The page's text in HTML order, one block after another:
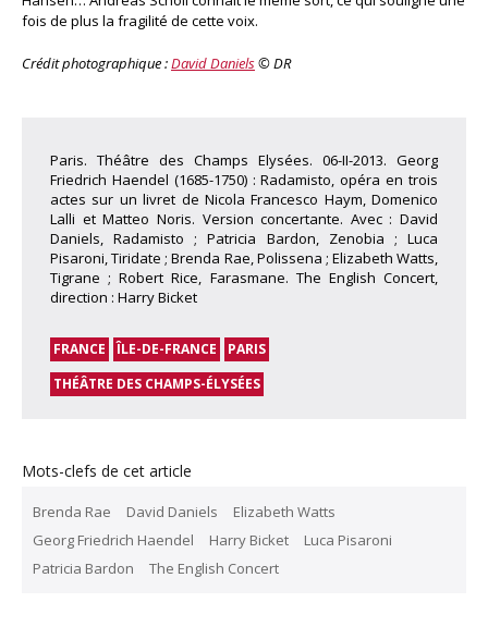
fois de plus la fragilité de cette voix.
Crédit photographique :David Daniels© DR
Paris. Théâtre des Champs Elysées. 06-II-2013. Georg
Friedrich Haendel (1685-1750) : Radamisto, opéra en trois
actes sur un livret de Nicola Francesco Haym, Domenico
Lalli et Matteo Noris. Version concertante. Avec : David
Daniels, Radamisto ; Patricia Bardon, Zenobia ; Luca
Pisaroni, Tiridate ; Brenda Rae, Polissena ; Elizabeth Watts,
Tigrane ; Robert Rice, Farasmane. The English Concert,
direction : Harry Bicket
FRANCE ÎLE-DE-FRANCE
PARIS
THÉÂTRE DES CHAMPS-ÉLYSÉES
Mots-clefs de cet article
Brenda Rae David Daniels
Elizabeth Watts
Georg Friedrich Haendel
Harry Bicket
Luca Pisaroni
Patricia Bardon
The English Concert